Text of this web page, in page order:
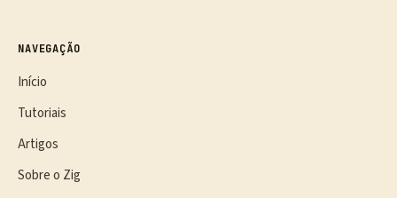
NAVEGAÇÃO
Início
Tutoriais
Artigos
Sobre o Zig